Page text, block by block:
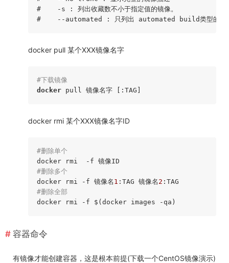
#    -s : 列出收藏数不小于指定值的镜像。
#    --automated : 只列出 automated build类型的镜
docker pull 某个XXX镜像名字
#下载镜像
docker pull 镜像名字 [:TAG]
docker rmi 某个XXX镜像名字ID
#删除单个
docker rmi
-f
#删除多个
docker rmi
-f 镜像名 1 :TAG 镜像名 2
#删除全部
docker rmi
-f
容器命令
有镜像才能创建容器，这是根本前提(下载一个CentOS镜像演示)